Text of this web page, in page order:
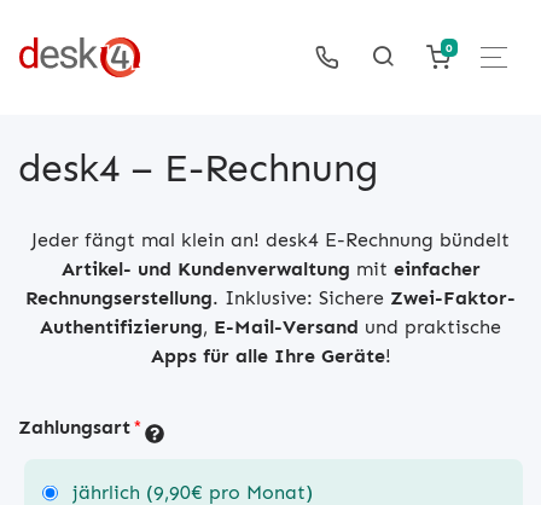
0
desk4 – E-Rechnung
Jeder fängt mal klein an! desk4 E-Rechnung bündelt
Artikel- und Kundenverwaltung mit einfacher
Rechnungserstellung. Inklusive: Sichere Zwei-Faktor-
Authentifizierung, E-Mail-Versand und praktische
Apps für alle Ihre Geräte!
Zahlungsart*
jährlich (9,90€ pro Monat)